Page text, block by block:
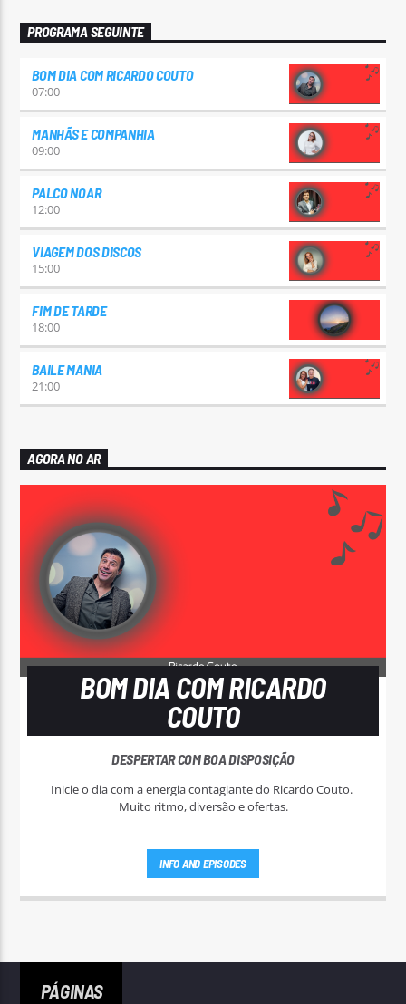
PROGRAMA SEGUINTE
BOM DIA COM RICARDO COUTO
07:00
MANHÃS E COMPANHIA
09:00
PALCO NOAR
12:00
VIAGEM DOS DISCOS
15:00
FIM DE TARDE
18:00
BAILE MANIA
21:00
AGORA NO AR
BOM DIA COM RICARDO
COUTO
DESPERTAR COM BOA DISPOSIÇÃO
Inicie o dia com a energia contagiante do Ricardo Couto.
Muito ritmo, diversão e ofertas.
INFO AND EPISODES
PÁGINAS